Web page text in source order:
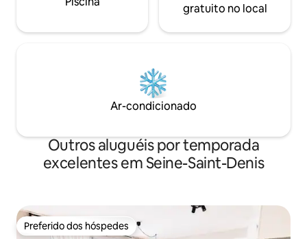
gratuito no local
Ar-condicionado
Outros aluguéis por temporada
excelentes em Seine-Saint-Denis
Preferido dos hóspedes
Preferido dos hóspedes